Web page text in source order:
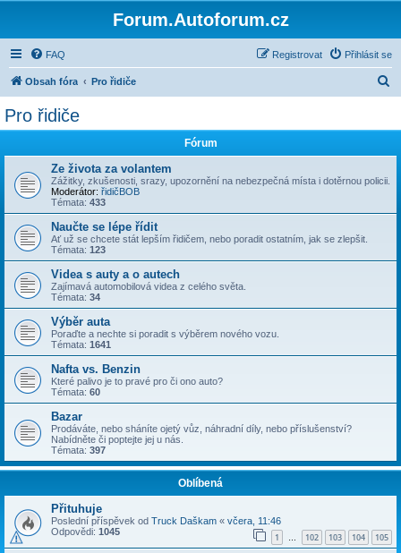
Forum.Autoforum.cz
FAQ Přihlásit se
Registrovat
Obsah fóra Pro řidiče
Pro řidiče
Fórum
Ze života za volantem
Zážitky, zkušenosti, srazy, upozornění na nebezpečná místa i dotěrnou policii.
Moderátor: řidičBOB
Témata: 433
Naučte se lépe řídit
Ať už se chcete stát lepším řidičem, nebo poradit ostatním, jak se zlepšit.
Témata: 123
Videa s auty a o autech
Zajímavá automobilová videa z celého světa.
Témata: 34
Výběr auta
Poraďte a nechte si poradit s výběrem nového vozu.
Témata: 1641
Nafta vs. Benzin
Které palivo je to pravé pro či ono auto?
Témata: 60
Bazar
Prodáváte, nebo sháníte ojetý vůz, náhradní díly, nebo příslušenství?
Nabídněte či poptejte jej u nás.
Témata: 397
Oblíbená
Přituhuje
Poslední příspěvek od Truck Daškam « včera, 11:46
Odpovědi: 1045 1 … 102 103 104 105